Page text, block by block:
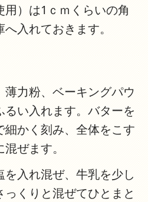
）は1ｃｍくらいの角
入れておきます。
薄力粉、ベーキングパウ
るい入れます。バターを
細かく刻み、全体をこす
ぜます。
を入れ混ぜ、牛乳を少し
くりと混ぜてひとまと